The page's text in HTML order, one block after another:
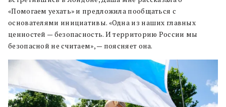
«Помогаем уехать» и предложила пообщаться с
основателями инициативы. «Одна из наших главных
ценностей — безопасность. И территорию России мы
безопасной не считаем», — поясняет она.